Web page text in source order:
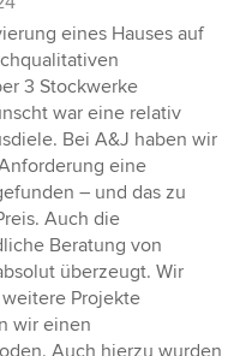
eines Hauses auf
3 Stockwerke
war eine relativ
Bei A&J haben wir
eine
– und das zu
Auch die
Beratung von
überzeugt. Wir
Projekte
wir einen